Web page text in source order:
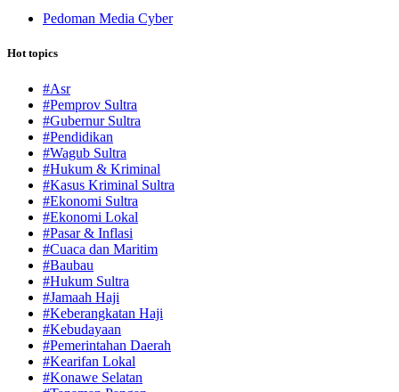
Pedoman Media Cyber
Hot topics
#Asr
#Pemprov Sultra
#Gubernur Sultra
#Pendidikan
#Wagub Sultra
#Hukum & Kriminal
#Kasus Kriminal Sultra
#Ekonomi Sultra
#Ekonomi Lokal
#Pasar & Inflasi
#Cuaca dan Maritim
#Baubau
#Hukum Sultra
#Jamaah Haji
#Keberangkatan Haji
#Kebudayaan
#Pemerintahan Daerah
#Kearifan Lokal
#Konawe Selatan